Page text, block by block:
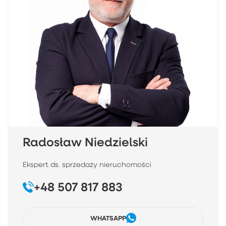
Radosław Niedzielski
Ekspert ds. sprzedaży nieruchomości
+48 507 817 883
WHATSAPP